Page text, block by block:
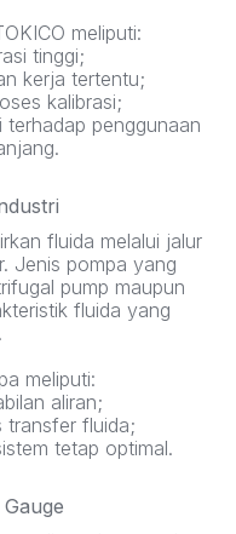
meliputi:
tinggi;
kerja tertentu;
kalibrasi;
terhadap penggunaan
fluida melalui jalur
Jenis pompa yang
pump maupun
fluida yang
meliputi:
aliran;
transfer fluida;
tetap optimal.